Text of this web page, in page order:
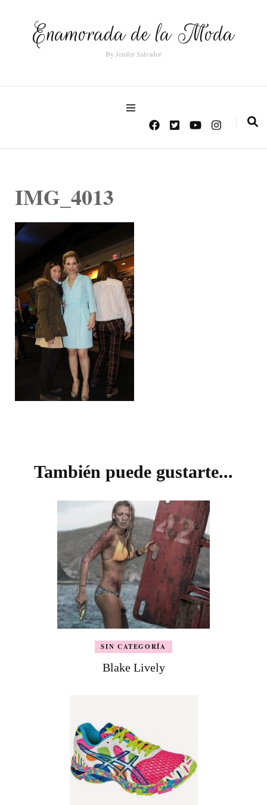
Enamorada de la Moda
By Jenifer Salvador
IMG_4013
entradas
También puede gustarte...
SIN CATEGORÍA
Blake Lively